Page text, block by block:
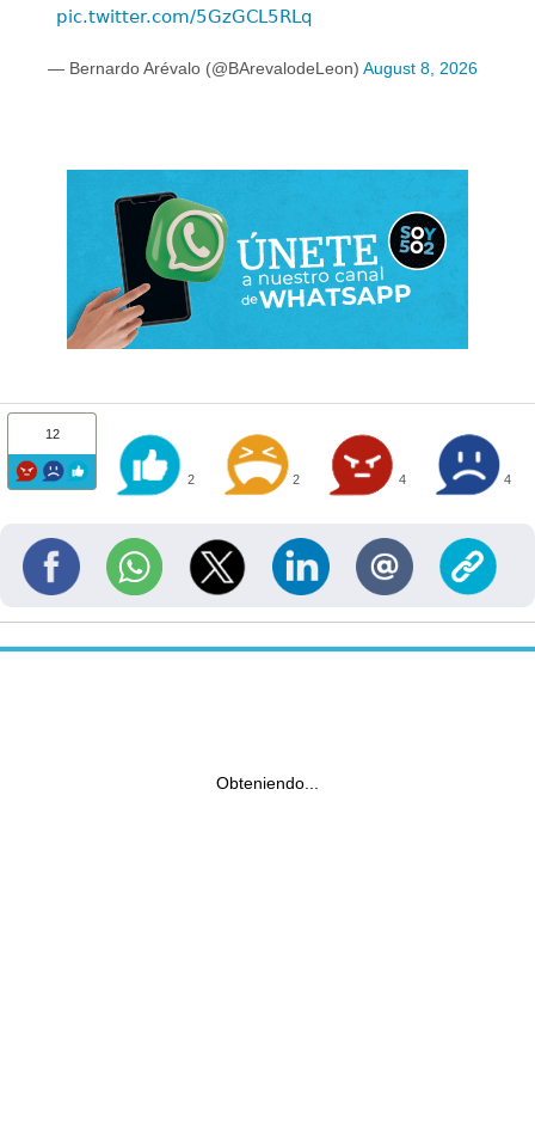
pic.twitter.com/5GzGCL5RLq
— Bernardo Arévalo (@BArevalodeLeon) August 8, 2026
12
2 2 4 4
Obteniendo...